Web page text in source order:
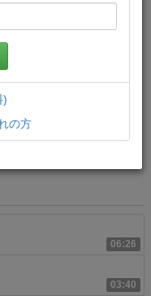
06:26
03:40
)
の方